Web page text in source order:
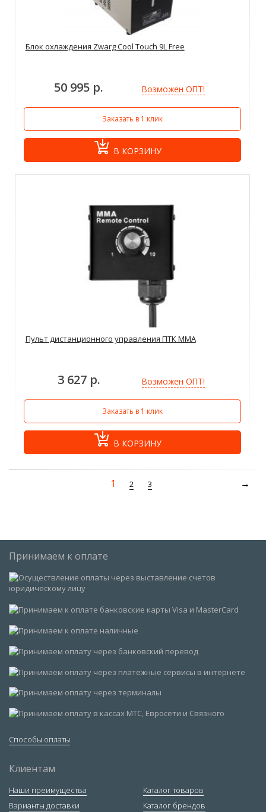
Блок охлаждения Zwarg Cool Touch 9L Free
50 995 р. Возможен ОПТ!
Заказать в 1 клик
В КОРЗИНУ
Пульт дистанционного управления ПТК ММА
3 627 р. Возможен ОПТ!
Заказать в 1 клик
В КОРЗИНУ
1 2 3
Принимаем к оплате
Способы оплаты
Клиентам
Наши преимущества
Варианты доставки
Каталог товаров
Каталог брендов